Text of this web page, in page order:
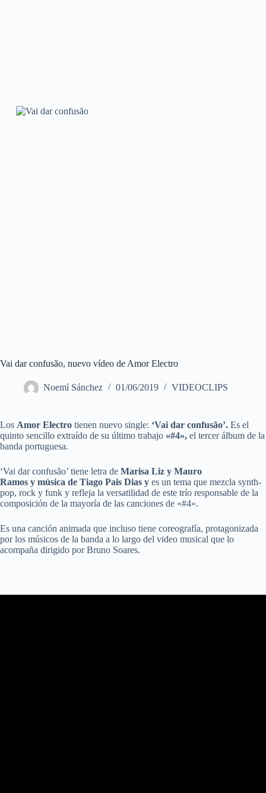
Vai dar confusão, nuevo vídeo de Amor Electro
Noemí Sánchez 01/06/2019 VIDEOCLIPS
Los Amor Electro tienen nuevo single: ‘Vai dar confusão’. Es el
quinto sencillo extraído de su último trabajo «#4», el tercer álbum de la
banda portuguesa.
‘Vai dar confusão’ tiene letra de Marisa Liz y Mauro
Ramos y música de Tiago Pais Dias y es un tema que mezcla synth-
pop, rock y funk y refleja la versatilidad de este trío responsable de la
composición de la mayoría de las canciones de «#4».
Es una canción animada que incluso tiene coreografía, protagonizada
por los músicos de la banda a lo largo del video musical que lo
acompaña dirigido por Bruno Soares.